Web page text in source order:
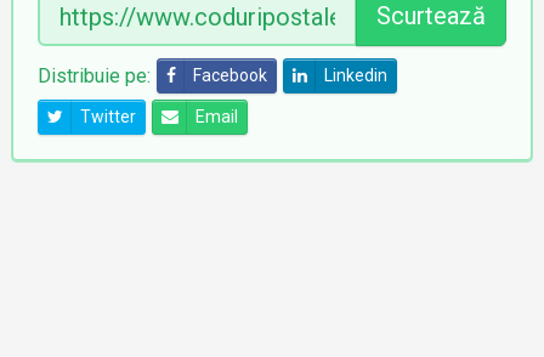
Scurtează
Distribuie pe: Facebook Linkedin
Twitter Email